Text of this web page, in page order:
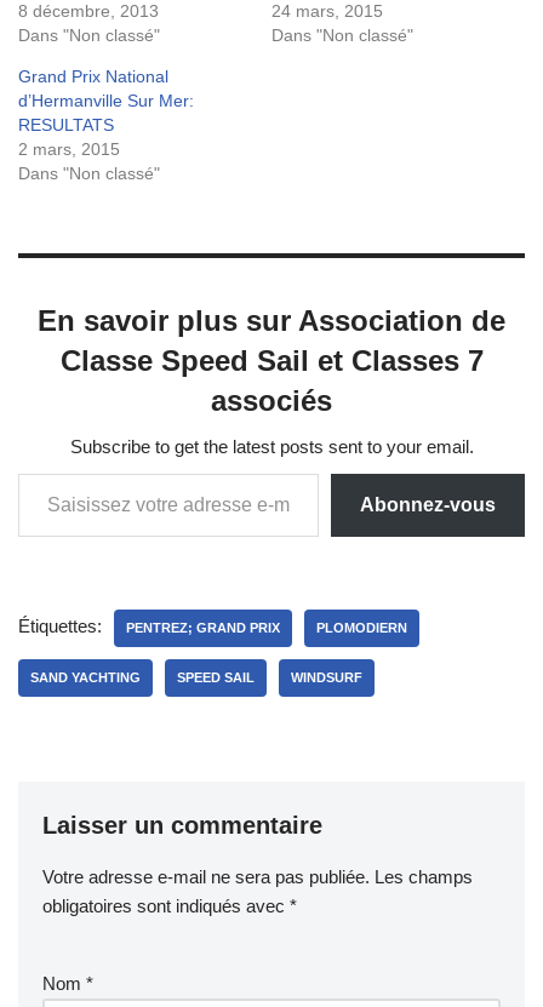
8 décembre, 2013
Dans "Non classé"
24 mars, 2015
Dans "Non classé"
Grand Prix National
d’Hermanville Sur Mer:
RESULTATS
2 mars, 2015
Dans "Non classé"
En savoir plus sur Association de
Classe Speed Sail et Classes 7
associés
Subscribe to get the latest posts sent to your email.
Abonnez-vous
Étiquettes: PENTREZ; GRAND PRIX PLOMODIERN
SAND YACHTING SPEED SAIL WINDSURF
Laisser un commentaire
Votre adresse e-mail ne sera pas publiée. Les champs
obligatoires sont indiqués avec *
Nom *